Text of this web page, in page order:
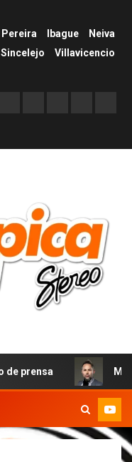
Pereira Ibague
Neiva
Sincelejo
Villavicencio
MARCOS